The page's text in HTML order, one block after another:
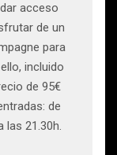
acceso
de un
para
incluido
de 95€
de
las 21.30h.